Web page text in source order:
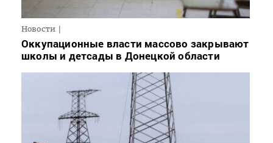
Новости
Оккупационные власти массово закрывают
школы и детсады в Донецкой области